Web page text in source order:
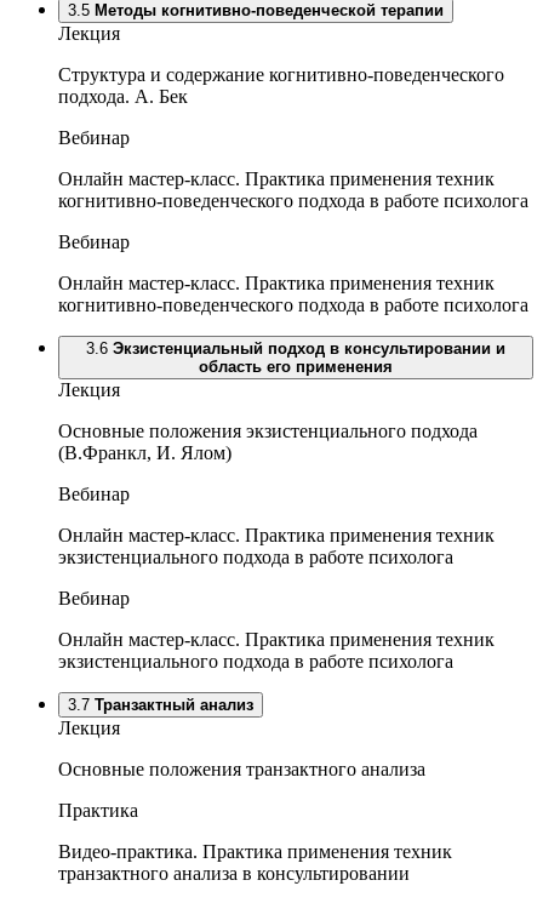
3.5 Методы когнитивно-поведенческой терапии
Лекция
Структура и содержание когнитивно-поведенческого
подхода. А. Бек
Вебинар
Онлайн мастер-класс. Практика применения техник
когнитивно-поведенческого подхода в работе психолога
Вебинар
Онлайн мастер-класс. Практика применения техник
когнитивно-поведенческого подхода в работе психолога
3.6 Экзистенциальный подход в консультировании и
область его применения
Лекция
Основные положения экзистенциального подхода
(В.Франкл, И. Ялом)
Вебинар
Онлайн мастер-класс. Практика применения техник
экзистенциального подхода в работе психолога
Вебинар
Онлайн мастер-класс. Практика применения техник
экзистенциального подхода в работе психолога
3.7 Транзактный анализ
Лекция
Основные положения транзактного анализа
Практика
Видео-практика. Практика применения техник
транзактного анализа в консультировании